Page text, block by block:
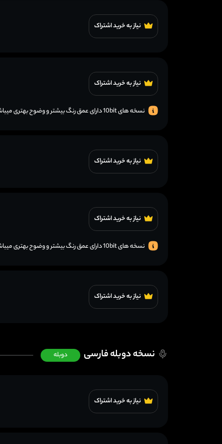
نیاز به خرید اشتراک
نیاز به خرید اشتراک
نسخه های 10bit دارای عمق رنگ بیشتر و وضوح بهتری میباشند.
نیاز به خرید اشتراک
نیاز به خرید اشتراک
نسخه های 10bit دارای عمق رنگ بیشتر و وضوح بهتری میباشند.
نیاز به خرید اشتراک
نسخه دوبله فارسی دوبله
نیاز به خرید اشتراک